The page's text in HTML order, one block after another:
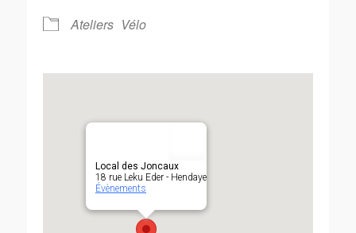
Ateliers Vélo
Local des Joncaux
18 rue Leku Eder - Hendaye
Évènements